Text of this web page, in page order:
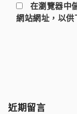
在瀏覽器中
網站網址，以供
近期留言